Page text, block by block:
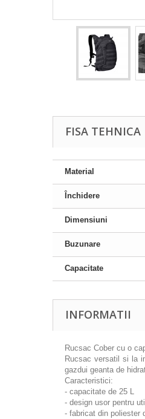
FISA TEHNICA
Material
Închidere
Dimensiuni
Buzunare
Capacitate
INFORMATII
Rucsac Cober cu o
Rucsac versatil si la
gazdui geanta de
Caracteristici:
- capacitate de 25 L
- design usor pentru
- fabricat din poliester